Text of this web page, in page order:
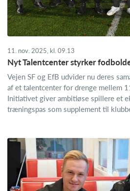
11. nov. 2025, kl. 09.13
Nyt Talentcenter styrker
Vejen SF og EfB udvider nu deres
af et talentcenter for drenge mellem
Initiativet giver ambitiøse spillere et
træningspas som supplement til